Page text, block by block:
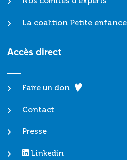
La coalition Petite enfance
Accès direct
Faire un don
Contact
Presse
Linkedin